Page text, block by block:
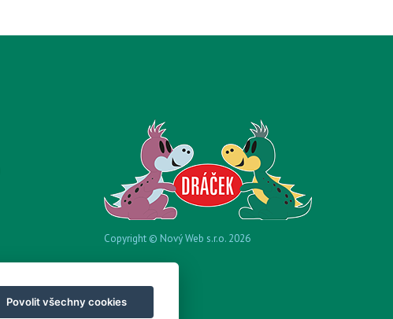
Copyright © Nový Web s.r.o. 2026
Povolit všechny cookies